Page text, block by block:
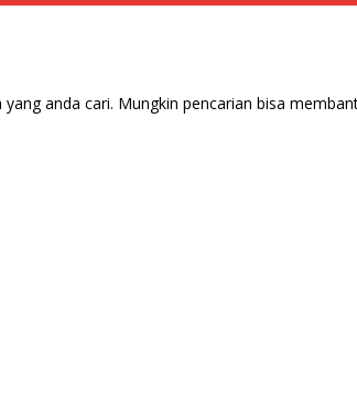
anda cari. Mungkin pencarian bisa